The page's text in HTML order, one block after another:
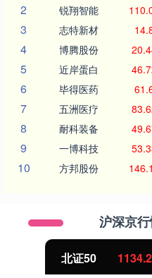
2 锐翔智能
3 志特新材
4 博腾股份
5 近岸蛋白
6 毕得医药
7 五洲医疗
8 耐科装备
9 一博科技
10 方邦股份
沪深京
北证50